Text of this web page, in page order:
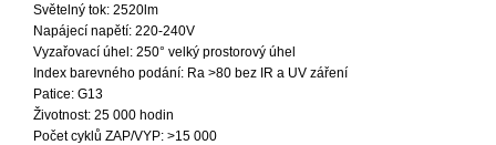
Světelný tok: 2520lm
Napájecí napětí: 220-240V
Vyzařovací úhel: 250° velký prostorový úhel
Index barevného podání: Ra >80 bez IR a UV záření
Patice: G13
Životnost: 25 000 hodin
Počet cyklů ZAP/VYP: >15 000